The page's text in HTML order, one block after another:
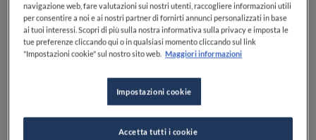
navigazione web, fare valutazioni sui nostri utenti, raccogliere informazioni utili
per consentire a noi e ai nostri partner di fornirti annunci personalizzati in base
ai tuoi interessi. Scopri di più sulla nostra informativa sulla privacy e imposta le
tue preferenze cliccando qui o in qualsiasi momento cliccando sul link
"Impostazioni cookie" sul nostro sito web. Maggiori informazioni
Impostazioni cookie
Accetta tutti i cookie